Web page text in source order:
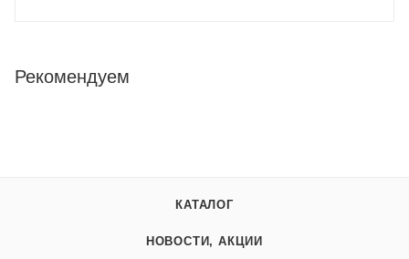
Рекомендуем
КАТАЛОГ
НОВОСТИ, АКЦИИ